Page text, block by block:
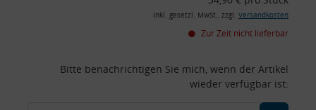
inkl. gesetzl. MwSt., zzgl. Versandkosten
Zur Zeit nicht lieferbar
Bitte benachrichtigen Sie mich, wenn der Artikel
wieder verfügbar ist: